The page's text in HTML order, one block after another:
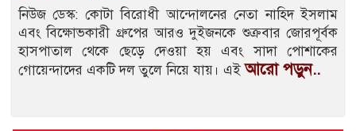
নিউজ ডেস্ক: কোটা বিরোধী আন্দোলনের নেতা নাহিদ ইসলাম
এবং বিক্ষোভকারী গ্রুপের আরও দুইজনকে শুক্রবার জোরপূর্বক
হাসপাতাল থেকে ছেড়ে দেওয়া হয় এবং সাদা পোশাকের
গোয়েন্দাদের একটি দল তুলে নিয়ে যায়। এইআরো পড়ুন..